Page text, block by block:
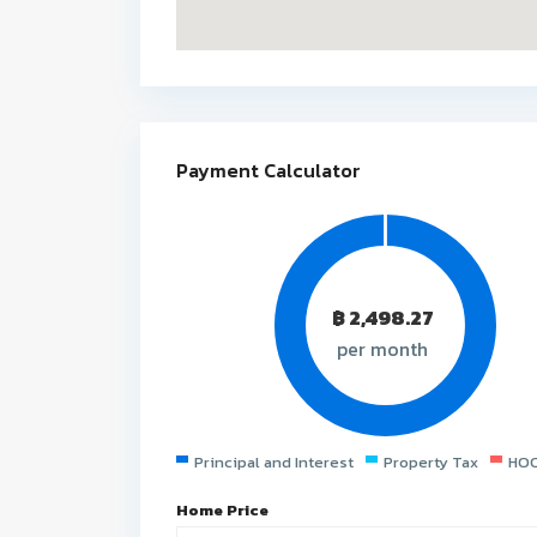
Payment Calculator
฿2,498.27
per month
Principal and Interest Property Tax
Home Price